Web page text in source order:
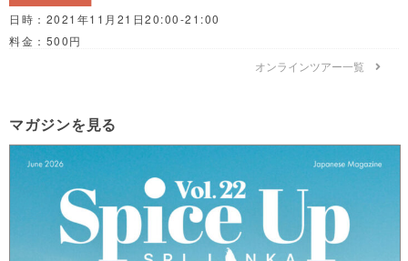
日時：2021年11月21日20:00-21:00
料金：500円
オンラインツアー一覧
マガジンを見る